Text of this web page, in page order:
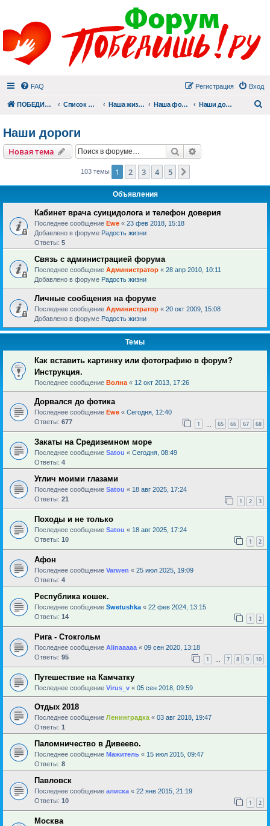
FAQ Вход
Регистрация
ПОБЕДИШЬ.РУ Список форумов Наша жизнь (не всё же о суициде!) Наша фотогалерея Наши дороги
Наши дороги
Новая тема Поиск
103 темы 1 2 3 4 5
Объявления
Кабинет врача суицидолога и телефон доверия
Последнее сообщение Ewe « 23 фев 2018, 15:18
Добавлено в форуме Радость жизни
Ответы: 5
Связь с администрацией форума
Последнее сообщение Администратор « 28 апр 2010, 10:11
Добавлено в форуме Радость жизни
Личные сообщения на форуме
Последнее сообщение Администратор « 20 окт 2009, 15:08
Добавлено в форуме Радость жизни
Темы
Как вставить картинку или фотографию в форум?
Инструкция.
Последнее сообщение Волна « 12 окт 2013, 17:26
Дорвался до фотика
Последнее сообщение Ewe « Сегодня, 12:40
Ответы: 677 1 65 66 67 68
Закаты на Средиземном море
Последнее сообщение Satou « Сегодня, 08:49
Ответы: 4
Углич моими глазами
Последнее сообщение Satou « 18 авг 2025, 17:24
Ответы: 21 1 2 3
Походы и не только
Последнее сообщение Satou « 18 авг 2025, 17:24
Ответы: 10 1 2
Афон
Последнее сообщение Varwen « 25 июл 2025, 19:09
Ответы: 4
Республика кошек.
Последнее сообщение Swetushka « 22 фев 2024, 13:15
Ответы: 14 1 2
Рига - Стокгольм
Последнее сообщение Alinaaaaa « 09 сен 2020, 13:18
Ответы: 95 1 7 8 9 10
Путешествие на Камчатку
Последнее сообщение Virus_v « 05 сен 2018, 09:59
Отдых 2018
Последнее сообщение Ленинградка « 03 авг 2018, 19:47
Ответы: 1
Паломничество в Дивеево.
Последнее сообщение Мажитель « 15 июл 2015, 09:47
Ответы: 8
Павловск
Последнее сообщение алиска « 22 янв 2015, 21:19
Ответы: 10 1 2
Москва